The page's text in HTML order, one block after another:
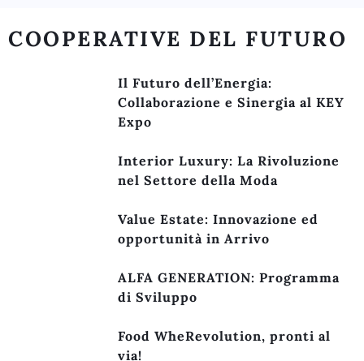
COOPERATIVE DEL FUTURO
Il Futuro dell’Energia:
Collaborazione e Sinergia al KEY
Expo
Interior Luxury: La Rivoluzione
nel Settore della Moda
Value Estate: Innovazione ed
opportunità in Arrivo
ALFA GENERATION: Programma
di Sviluppo
Food WheRevolution, pronti al
via!